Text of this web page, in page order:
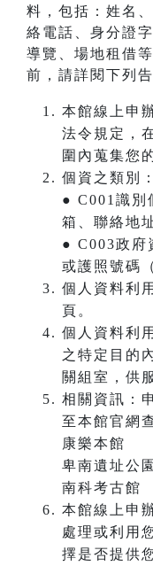
料，包括：姓名
絡電話、身分證
導覽、場地租借
前，請詳閱下列
本館線上申
法令規定，
圍內蒐集您
個資之類別：
● C001識別
箱、聯絡地
● C003政府
或護照號碼
個人資料利
頁。
個人資料利
之特定目的
關組室，供
相關資訊：
至本館官網
康樂本館
卑南遺址公
南科考古
本館線上申
處理或利用
擇是否提供